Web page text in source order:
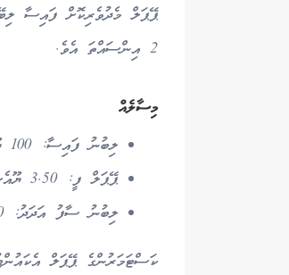
2 އިންސައްތަ އެވެ.
މިސާލެއް
ލިބުނު ފައިސާ: 100 ޔޫއެސް ޑޮލަރު
ޕޭޕަލް ފީ: 3.50 ޔޫއެސް ޑޮލަރު
ލިބުނު ސާފު އަދަދު: 96.50 ޔޫއެސް ޑޮލަރު
ކަސްޓަމަރުންގެ ޕޭޕަލް